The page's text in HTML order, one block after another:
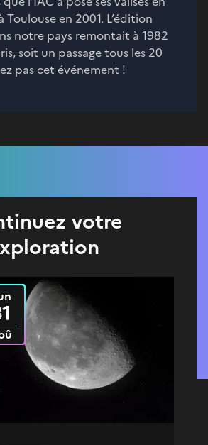
Toulouse en 2001. L’édition
notre pays remontait à 1982
soit un passage tous les 20
pas cet événement !
votre